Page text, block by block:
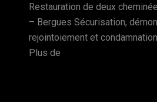
Restauration de deux
– Bergues Sécurisation,
rejointoiement et
Plus de